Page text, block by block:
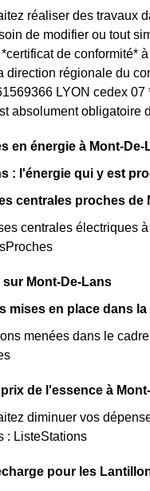
réaliser des travaux
de modifier ou tout
de conformité*
direction régionale du
LYON cedex
absolument obligatoire
en énergie à Mont-De-
: l'énergie qui y est
centrales proches de
centrales électriques
Mont-De-Lans
mises en place dans
menées dans le
de l'essence à
diminuer vos
: ListeStations
pour les